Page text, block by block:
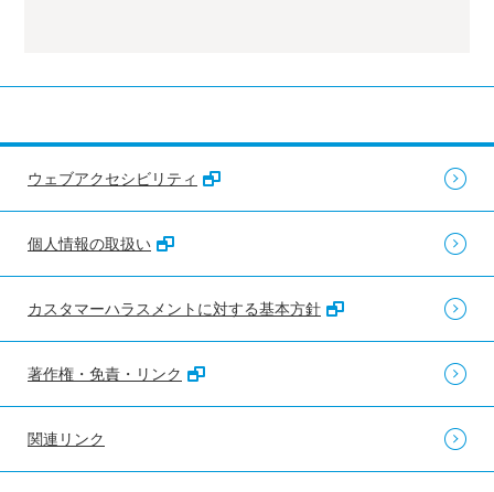
ウェブアクセシビリティ
個人情報の取扱い
カスタマーハラスメントに対する基本方針
著作権・免責・リンク
関連リンク